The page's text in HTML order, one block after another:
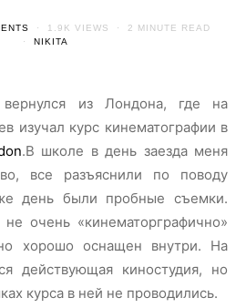
1.9K VIEWS
2 MINUTE READ
NIKITA
из Лондона, где на
изучал курс кинематографии в
.В школе в день заезда меня
все разъяснили по поводу
день были пробные съемки.
очень «кинематорграфично»
хорошо оснащен внутри. На
действующая киностудия, но
курса в ней не проводились.